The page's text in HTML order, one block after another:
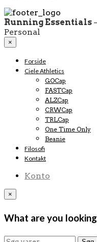
Running Essentials
Personal
×
Forside
Ciele Athletics
GOCap
FASTCap
ALZCap
CRWCap
TRLCap
One Time Only
Beanie
Filosofi
Kontakt
Konto
×
What are you